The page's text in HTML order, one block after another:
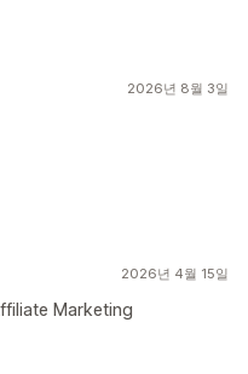
2026년 8월 3일
2026년 4월 15일
Marketing